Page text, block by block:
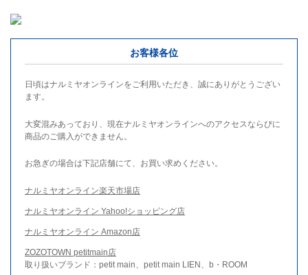
お客様各位
日頃はナルミヤオンラインをご利用いただき、誠にありがとうござい
ます。
大変混みあっており、現在ナルミヤオンラインへのアクセスならびに
商品のご購入ができません。
お急ぎの場合は下記店舗にて、お買い求めください。
ナルミヤオンライン楽天市場店
ナルミヤオンライン Yahoo!ショッピング店
ナルミヤオンライン Amazon店
ZOZOTOWN petitmain店
取り扱いブランド：petit main、petit main LIEN、b・ROOM